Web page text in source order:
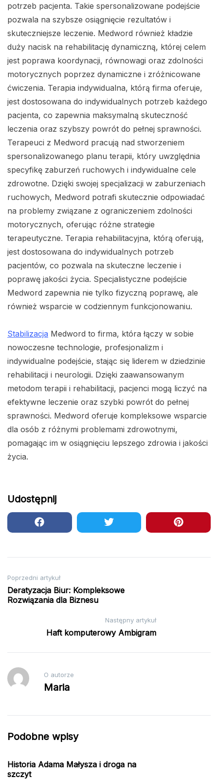
potrzeb pacjenta. Takie spersonalizowane podejście
pozwala na szybsze osiągnięcie rezultatów i
skuteczniejsze leczenie. Medword również kładzie
duży nacisk na rehabilitację dynamiczną, której celem
jest poprawa koordynacji, równowagi oraz zdolności
motorycznych poprzez dynamiczne i zróżnicowane
ćwiczenia. Terapia indywidualna, którą firma oferuje,
jest dostosowana do indywidualnych potrzeb każdego
pacjenta, co zapewnia maksymalną skuteczność
leczenia oraz szybszy powrót do pełnej sprawności.
Terapeuci z Medword pracują nad stworzeniem
spersonalizowanego planu terapii, który uwzględnia
specyfikę zaburzeń ruchowych i indywidualne cele
zdrowotne. Dzięki swojej specjalizacji w zaburzeniach
ruchowych, Medword potrafi skutecznie odpowiadać
na problemy związane z ograniczeniem zdolności
motorycznych, oferując różne strategie
terapeutyczne. Terapia rehabilitacyjna, którą oferują,
jest dostosowana do indywidualnych potrzeb
pacjentów, co pozwala na skuteczne leczenie i
poprawę jakości życia. Specjalistyczne podejście
Medword zapewnia nie tylko fizyczną poprawę, ale
również wsparcie w codziennym funkcjonowaniu.
Stabilizacja Medword to firma, która łączy w sobie
nowoczesne technologie, profesjonalizm i
indywidualne podejście, stając się liderem w dziedzinie
rehabilitacji i neurologii. Dzięki zaawansowanym
metodom terapii i rehabilitacji, pacjenci mogą liczyć na
efektywne leczenie oraz szybki powrót do pełnej
sprawności. Medword oferuje kompleksowe wsparcie
dla osób z różnymi problemami zdrowotnymi,
pomagając im w osiągnięciu lepszego zdrowia i jakości
życia.
Udostępnij
Nawigacja
wpisu
Poprzedni artykuł
Deratyzacja Biur: Kompleksowe
Rozwiązania dla Biznesu
Następny artykuł
Haft komputerowy Ambigram
O autorze
Maria
Podobne wpisy
Historia Adama Małysza i droga na
szczyt